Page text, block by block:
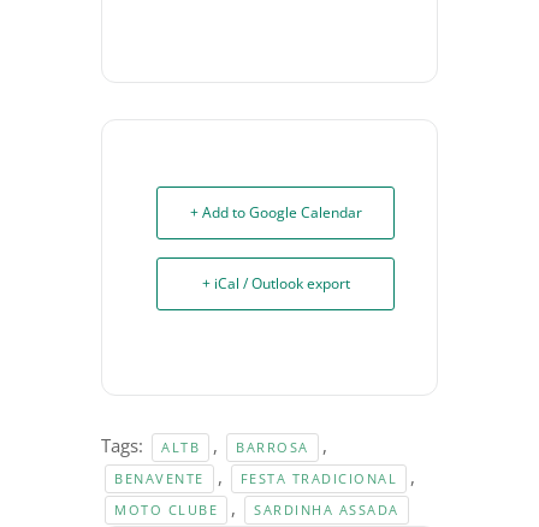
+ Add to Google Calendar
+ iCal / Outlook export
Tags: ALTB , BARROSA ,
BENAVENTE , FESTA TRADICIONAL ,
MOTO CLUBE , SARDINHA ASSADA